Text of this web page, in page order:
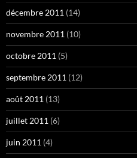
décembre 2011 (14)
novembre 2011 (10)
octobre 2011 (5)
septembre 2011 (12)
août 2011 (13)
juillet 2011 (6)
juin 2011 (4)